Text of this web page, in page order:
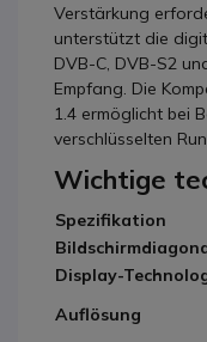
Verstärkung
unterstützt die
DVB-C, DVB-S2
Empfang. Die
1.4 ermöglicht bei
verschlüsselten
Wichtige
Spezifikation
Display-
Auflösung